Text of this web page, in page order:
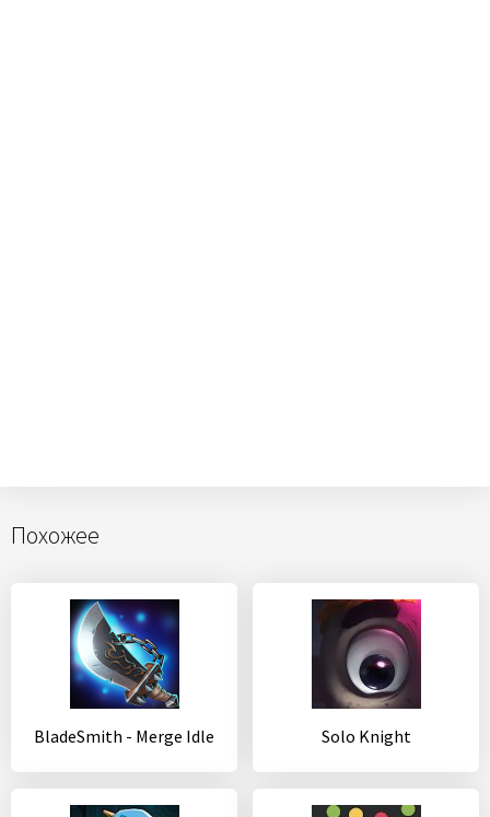
Похожее
BladeSmith - Merge Idle Solo Knight